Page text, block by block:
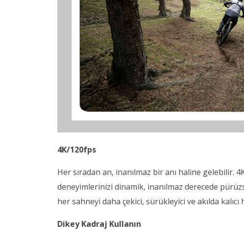
4K/120fps
Her sıradan an, inanılmaz bir anı haline gelebilir.
deneyimlerinizi dinamik, inanılmaz derecede
her sahneyi daha çekici, sürükleyici ve akılda
Dikey Kadraj Kullanın